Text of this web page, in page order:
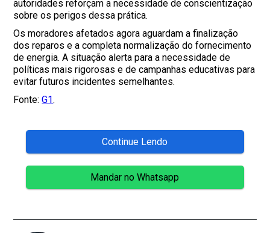
autoridades reforçam a necessidade de conscientização
sobre os perigos dessa prática.
Os moradores afetados agora aguardam a finalização
dos reparos e a completa normalização do fornecimento
de energia. A situação alerta para a necessidade de
políticas mais rigorosas e de campanhas educativas para
evitar futuros incidentes semelhantes.
Fonte:G1.
Continue Lendo
Mandar no Whatsapp